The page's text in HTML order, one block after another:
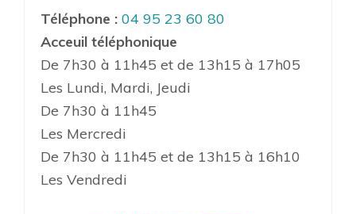
Téléphone : 04 95 23 60 80
Acceuil téléphonique
De 7h30 à 11h45 et de 13h15 à 17h05
Les Lundi, Mardi, Jeudi
De 7h30 à 11h45
Les Mercredi
De 7h30 à 11h45 et de 13h15 à 16h10
Les Vendredi